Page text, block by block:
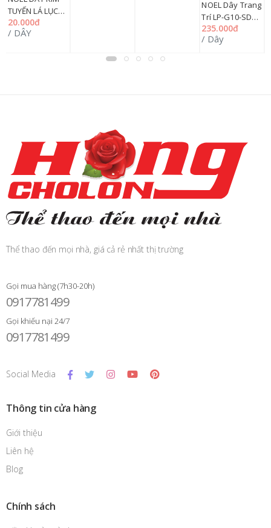
TUYẾN LÁ LỤC
GIÁC 015 TRANG
TRÍ GIÁNG SINH
20.000đ
/ DÂY
NOEL Dây Trang
Trí LP-G10-SD
7'= 210CM
CHAANG CHIIA 4
235.000đ
/ Dây
Thể thao đến mọi nhà, giá cả rẻ nhất thị trường
Gọi mua hàng (7h30-20h)
0917781499
Gọi khiếu nại 24/7
0917781499
Social Media
Thông tin cửa hàng
Giới thiệu
Liên hệ
Blog
Chính sách